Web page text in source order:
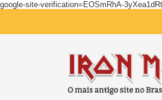
google-site-verification=EOSmRhA-